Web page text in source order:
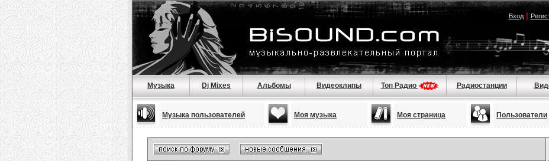
Вход|
Музыка Dj Mixes Альбомы Видеоклипы Топ Радио Радиостанции
Музыка пользователей Моя музыка Моя страница Пользователи